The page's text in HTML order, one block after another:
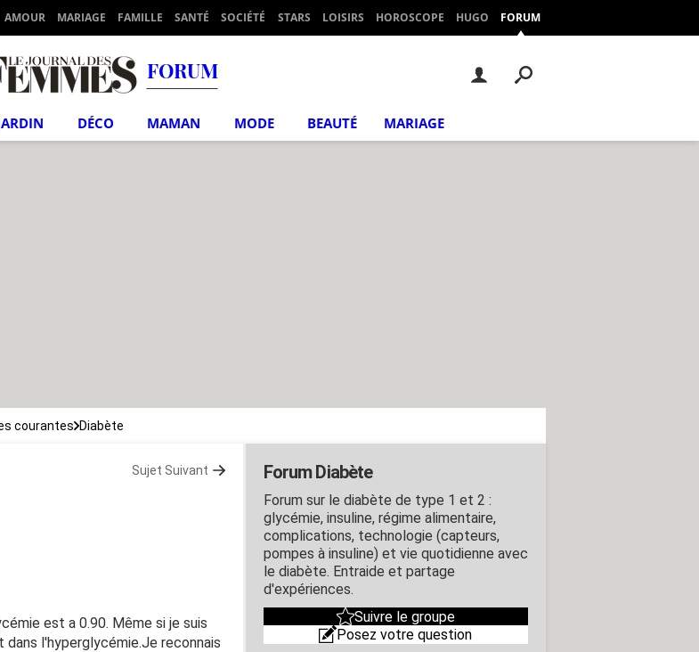
AMOUR MARIAGE FAMILLE SANTÉ SOCIÉTÉ STARS LOISIRS HOROSCOPE HUGO FORUM
FORUM
DÉCO MAMAN MODE BEAUTÉ MARIAGE
courantes Diabète
Sujet Suivant
est a 0.90. Même si je suis
dans l'hyperglycémie.Je reconnais
Forum Diabète
Forum sur le diabète de type 1 et 2 :
glycémie, insuline, régime alimentaire,
complications, technologie (capteurs,
pompes à insuline) et vie quotidienne avec
le diabète. Entraide et partage
d'expériences.
Suivre le groupe
Posez votre question